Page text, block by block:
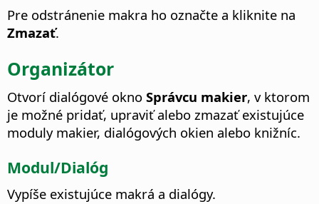
Pre odstránenie makra ho označte a kliknite na
Zmazať.
Organizátor
Otvorí dialógové okno Správcu makier, v ktorom
je možné pridať, upraviť alebo zmazať existujúce
moduly makier, dialógových okien alebo knižníc.
Modul/Dialóg
Vypíše existujúce makrá a dialógy.